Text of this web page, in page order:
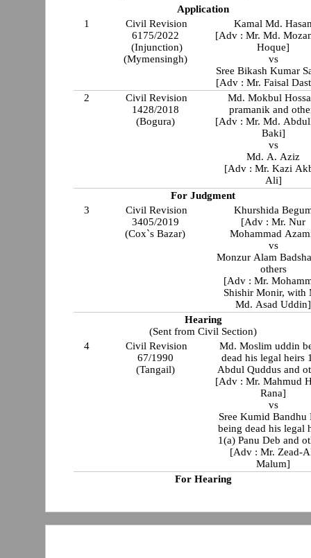
Application
1
Civil Revision
6175/2022
(Injunction)
(Mymensingh)
Kamal Md.
[Adv : Mr. Md.
Hoque]
vs
Sree Bikash Kumar
[Adv : Mr. Faisal
2
Civil Revision
1428/2018
(Bogura)
Md. Mokbul
pramanik and
[Adv : Mr. Md.
Baki]
vs
Md. A. Aziz
[Adv : Mr. Kazi
Ali]
For Judgment
3
Civil Revision
3405/2019
(Cox`s Bazar)
Khurshida
[Adv : Mr. Nur
Mohammad
vs
Monzur Alam
others
[Adv : Mr.
Shishir Monir, with
Md. Asad Uddin]
Hearing
(Sent from Civil Section)
4
Civil Revision
67/1990
(Tangail)
Md. Moslim uddin
dead his legal heirs
Abdul Quddus and
[Adv : Mr. Mahmud
Rana]
vs
Sree Kumid Bandhu
being dead his legal
1(a) Panu Deb and
[Adv : Mr. Zead-
Malum]
For Hearing